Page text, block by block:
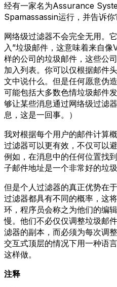
经有一家名为Assurance
Spamassassin运行，并告诉你
网络级过滤器不会完全无用。
入”垃圾邮件，这意味着来自
样的公司的垃圾邮件，这些公
加入列表。你可以仅根据邮件
文中说什么。但是任何愿意伪
可能包括大多数色情垃圾邮件
够让某些消息通过网络级过滤
息，这是一回事。）
我对根据每个用户的邮件计算
过滤器可以更有效，不仅可以
例如，在消息中的任何位置找
子邮件地址是一个非常好的垃圾
但是个人过滤器的真正优势在
过滤器都具有不同的概率，这
环，程序员会称之为他们的编
慢。他们不必仅仅调整垃圾邮
滤器的副本，而必须为每次调
交互式顶层的情况下用一种语
这样做。
注释